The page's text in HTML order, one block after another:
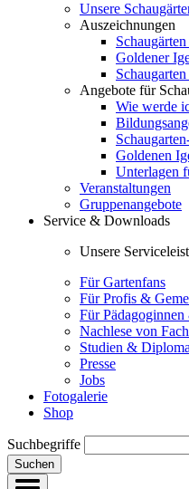
Unsere
Auszeichnungen
Schaugärten
Goldener
Angebote für
Wie werde
Goldenen
Unterlagen
Veranstaltungen
Gruppenangebote
Service & Downloads
Unsere
Für Gartenfans
Für Profis &
Für Pädagoginnen
Nachlese von
Studien &
Presse
Jobs
Fotogalerie
Shop
Suchbegriffe
Suchen